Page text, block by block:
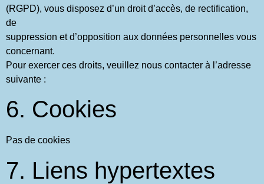
(RGPD), vous disposez d’un droit d’accès, de rectification,
de
suppression et d’opposition aux données personnelles vous
concernant.
Pour exercer ces droits, veuillez nous contacter à l’adresse
suivante :
6. Cookies
Pas de cookies
7. Liens hypertextes